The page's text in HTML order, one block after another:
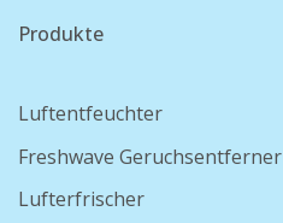
Produkte
Luftentfeuchter
Freshwave Geruchsentferner
Lufterfrischer